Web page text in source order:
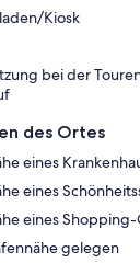
Kiosk
bei der
des Ortes
eines
eines
eines
gelegen